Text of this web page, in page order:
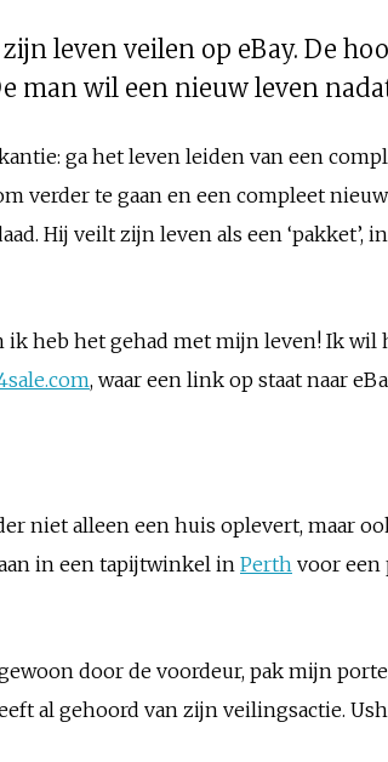
leven veilen op eBay. De
man wil een nieuw leven
ga het leven leiden van een
verder te gaan en een compleet
Hij veilt zijn leven als een ‘pakket’,
ik heb het gehad met mijn leven! Ik wil
, waar een link op staat naar
niet alleen een huis oplevert, maar
in een tapijtwinkel in Perth voor een
door de voordeur, pak mijn
al gehoord van zijn veilingsactie.